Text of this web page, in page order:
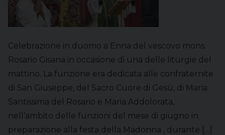
Celebrazione in duomo a Enna del vescovo mons.
Rosario Gisana in occasione di una delle liturgie del
mattino. La funzione era dedicata alle confraternite
di San Giuseppe, del Sacro Cuore di Gesù, di Maria
Santissima del Rosario e Maria Addolorata,
nell’ambito delle funzioni del mese di giugno in
preparazione alla festa della Madonna , durante […]